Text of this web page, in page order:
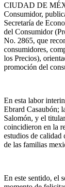
CIUDAD DE
Consumidor,
Secretaría de
del Consumidor
No. 2865, que
consumidores,
los Precios),
promoción del
En esta labor
Ebrard Casaubón;
Salomón, y el
coincidieron en la
estudios de calidad
de las familias
En este sentido, el